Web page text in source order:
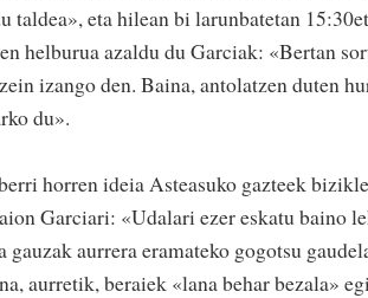
taldea», eta hilean bi larunbatetan
helburua azaldu du Garciak: «Bertan
izango den. Baina, antolatzen duten
du».
horren ideia Asteasuko gazteek
Garciari: «Udalari ezer eskatu baino
gauzak aurrera eramateko gogotsu
aurretik, beraiek «lana behar bezala»